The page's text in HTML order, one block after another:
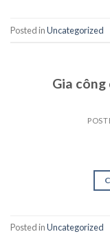
Posted inUncategorized
Gia
Posted inUncategorized